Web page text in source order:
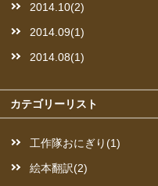
2014.10(2)
2014.09(1)
2014.08(1)
カテゴリーリスト
工作隊おにぎり(1)
絵本翻訳(2)